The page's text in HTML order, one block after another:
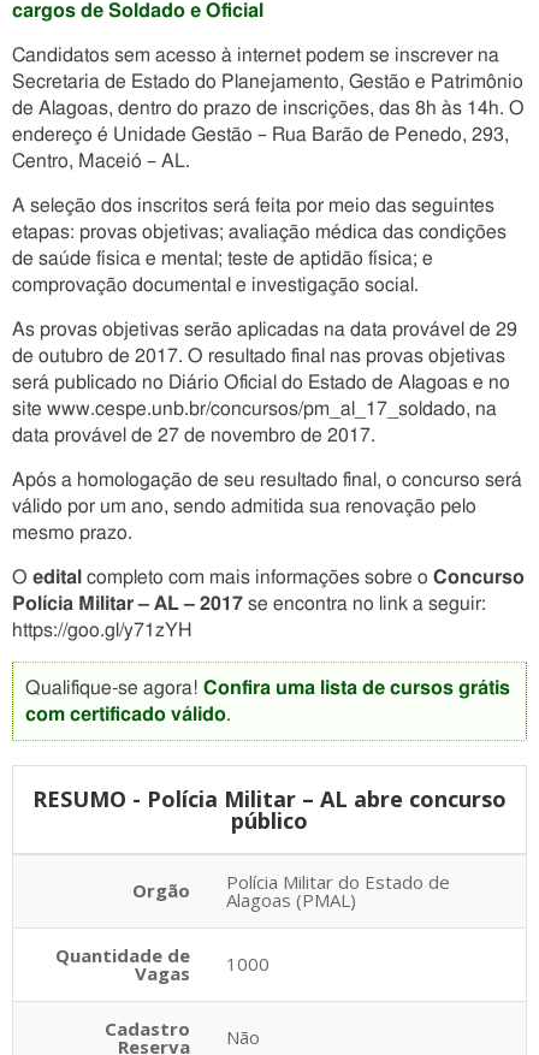
cargos de Soldado e Oficial
Candidatos sem acesso à internet podem se inscrever na
Secretaria de Estado do Planejamento, Gestão e Patrimônio
de Alagoas, dentro do prazo de inscrições, das 8h às 14h. O
endereço é Unidade Gestão – Rua Barão de Penedo, 293,
Centro, Maceió – AL.
A seleção dos inscritos será feita por meio das seguintes
etapas: provas objetivas; avaliação médica das condições
de saúde física e mental; teste de aptidão física; e
comprovação documental e investigação social.
As provas objetivas serão aplicadas na data provável de 29
de outubro de 2017. O resultado final nas provas objetivas
será publicado no Diário Oficial do Estado de Alagoas e no
site www.cespe.unb.br/concursos/pm_al_17_soldado, na
data provável de 27 de novembro de 2017.
Após a homologação de seu resultado final, o concurso será
válido por um ano, sendo admitida sua renovação pelo
mesmo prazo.
O edital completo com mais informações sobre o Concurso
Polícia Militar – AL – 2017 se encontra no link a seguir:
https://goo.gl/y71zYH
Qualifique-se agora! Confira uma lista de cursos grátis
com certificado válido.
RESUMO - Polícia Militar – AL abre concurso
público
Orgão Polícia Militar do Estado de
Alagoas (PMAL)
Quantidade de
Vagas 1000
Cadastro
Reserva Não